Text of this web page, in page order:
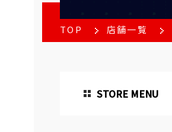
TOP 店舗一覧
STORE MENU